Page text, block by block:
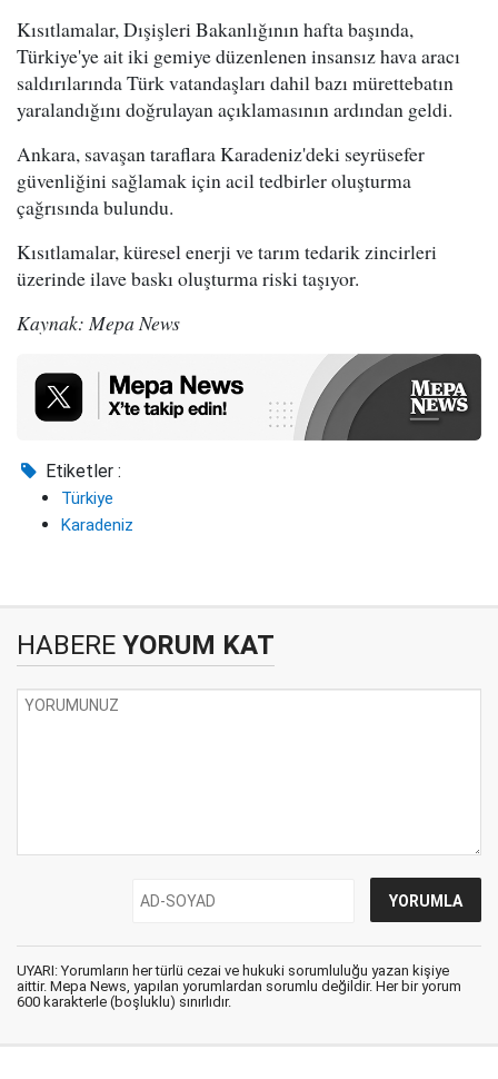
Kısıtlamalar, Dışişleri Bakanlığının hafta başında,
Türkiye'ye ait iki gemiye düzenlenen insansız hava aracı
saldırılarında Türk vatandaşları dahil bazı mürettebatın
yaralandığını doğrulayan açıklamasının ardından geldi.
Ankara, savaşan taraflara Karadeniz'deki seyrüsefer
güvenliğini sağlamak için acil tedbirler oluşturma
çağrısında bulundu.
Kısıtlamalar, küresel enerji ve tarım tedarik zincirleri
üzerinde ilave baskı oluşturma riski taşıyor.
Kaynak: Mepa News
Etiketler :
Türkiye
Karadeniz
HABERE YORUM KAT
UYARI: Yorumların her türlü cezai ve hukuki sorumluluğu yazan kişiye
aittir. Mepa News, yapılan yorumlardan sorumlu değildir. Her bir yorum
600 karakterle (boşluklu) sınırlıdır.